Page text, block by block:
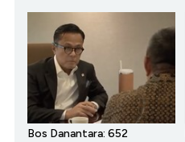
Bos Danantara: 652